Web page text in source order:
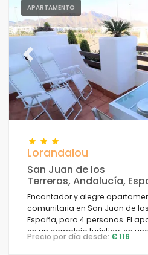
APARTAMENTO
Previous
Lorandalou
San Juan de los
Terreros, Andalucía,
Encantador y alegre
comunitaria en San Juan de
España, para 4 personas. El
en un complejo turístico, en
montañosa cerca de la playa,
Precio por día desde: € 116